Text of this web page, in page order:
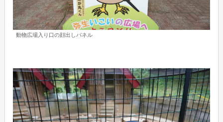
動物広場入り口の顔出しパネル